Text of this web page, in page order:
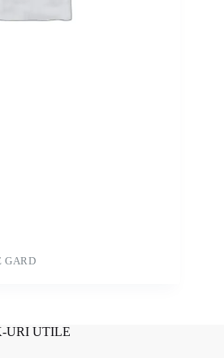
GARD
URI UTILE